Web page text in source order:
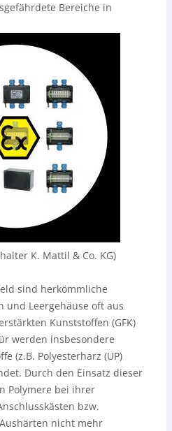
Bereiche in
K. Mattil & Co. KG)
sind herkömmliche
und Leergehäuse oft aus
Kunststoffen (GFK)
werden insbesondere
(z.B. Polyesterharz (UP)
Durch den Einsatz dieser
Polymere bei ihrer
bzw.
nicht mehr